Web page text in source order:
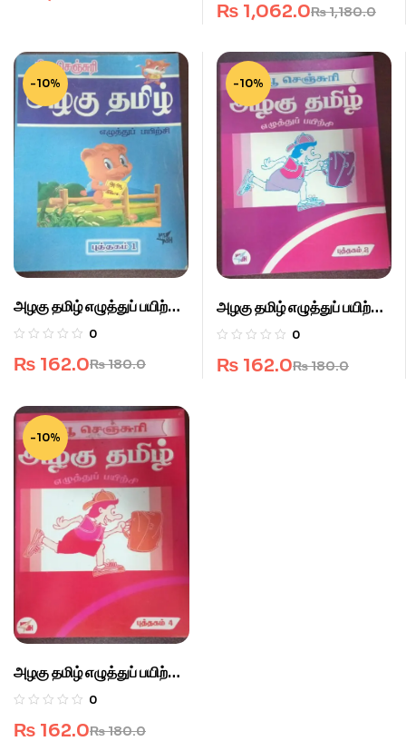
₨1,180.0
₨ 1,062.0
-10%
அழகு தமிழ் எழுத்துப் பயிற்சி
– 1
0
₨180.0
₨ 162.0
-10%
அழகு தமிழ் எழுத்துப் பயிற்சி
– 2
0
₨180.0
₨ 162.0
-10%
அழகு தமிழ் எழுத்துப் பயிற்சி
– 4
0
₨180.0
₨ 162.0